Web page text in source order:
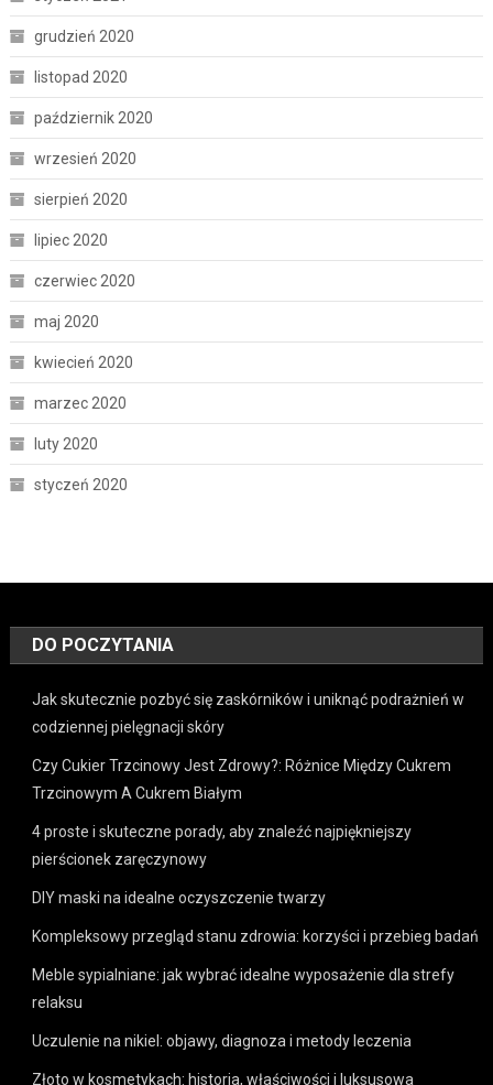
grudzień 2020
listopad 2020
październik 2020
wrzesień 2020
sierpień 2020
lipiec 2020
czerwiec 2020
maj 2020
kwiecień 2020
marzec 2020
luty 2020
styczeń 2020
DO POCZYTANIA
Jak skutecznie pozbyć się zaskórników i uniknąć podrażnień w
codziennej pielęgnacji skóry
Czy Cukier Trzcinowy Jest Zdrowy?: Różnice Między Cukrem
Trzcinowym A Cukrem Białym
4 proste i skuteczne porady, aby znaleźć najpiękniejszy
pierścionek zaręczynowy
DIY maski na idealne oczyszczenie twarzy
Kompleksowy przegląd stanu zdrowia: korzyści i przebieg badań
Meble sypialniane: jak wybrać idealne wyposażenie dla strefy
relaksu
Uczulenie na nikiel: objawy, diagnoza i metody leczenia
Złoto w kosmetykach: historia, właściwości i luksusowa